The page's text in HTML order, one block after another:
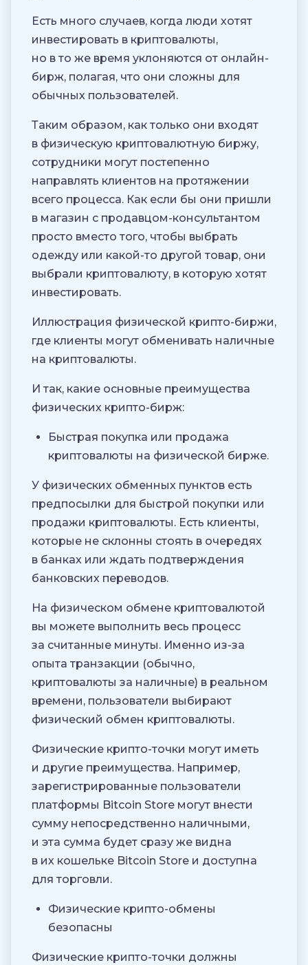
Есть много случаев, когда люди хотят
инвестировать в криптовалюты,
но в то же время уклоняются от онлайн-
бирж, полагая, что они сложны для
обычных пользователей.
Таким образом, как только они входят
в физическую криптовалютную биржу,
сотрудники могут постепенно
направлять клиентов на протяжении
всего процесса. Как если бы они пришли
в магазин с продавцом-консультантом
просто вместо того, чтобы выбрать
одежду или какой-то другой товар, они
выбрали криптовалюту, в которую хотят
инвестировать.
Иллюстрация физической крипто-биржи,
где клиенты могут обменивать наличные
на криптовалюты.
И так, какие основные преимущества
физических крипто-бирж:
Быстрая покупка или продажа
криптовалюты на физической бирже.
У физических обменных пунктов есть
предпосылки для быстрой покупки или
продажи криптовалюты. Есть клиенты,
которые не склонны стоять в очередях
в банках или ждать подтверждения
банковских переводов.
На физическом обмене криптовалютой
вы можете выполнить весь процесс
за считанные минуты. Именно из-за
опыта транзакции (обычно,
криптовалюты за наличные) в реальном
времени, пользователи выбирают
физический обмен криптовалюты.
Физические крипто-точки могут иметь
и другие преимущества. Например,
зарегистрированные пользователи
платформы Bitcoin Store могут внести
сумму непосредственно наличными,
и эта сумма будет сразу же видна
в их кошельке Bitcoin Store и доступна
для торговли.
Физические крипто-обмены
безопасны
Физические крипто-точки должны